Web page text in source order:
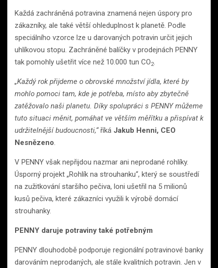
Každá zachráněná potravina znamená nejen úspory pro
zákazníky, ale také větší ohleduplnost k planetě. Podle
speciálního vzorce lze u darovaných potravin určit jejich
uhlíkovou stopu. Zachráněné balíčky v prodejnách PENNY
tak pomohly ušetřit více než 10.000 tun CO2.
„Každý rok přijdeme o obrovské množství jídla, které by
mohlo pomoci tam, kde je potřeba, místo aby zbytečně
zatěžovalo naši planetu. Díky spolupráci s PENNY můžeme
tuto situaci měnit, pomáhat ve větším měřítku a přispívat k
udržitelnější budoucnosti,“říká Jakub Henni, CEO
Nesnězeno.
V PENNY však nepřijdou nazmar ani neprodané rohlíky.
Úsporný projekt „Rohlík na strouhanku“, který se soustředí
na zužitkování staršího pečiva, loni ušetřil na 5 milionů
kusů pečiva, které zákazníci využili k výrobě domácí
strouhanky.
PENNY daruje potraviny také potřebným
PENNY dlouhodobě podporuje regionální potravinové banky
darováním neprodaných, ale stále kvalitních potravin. Jen v